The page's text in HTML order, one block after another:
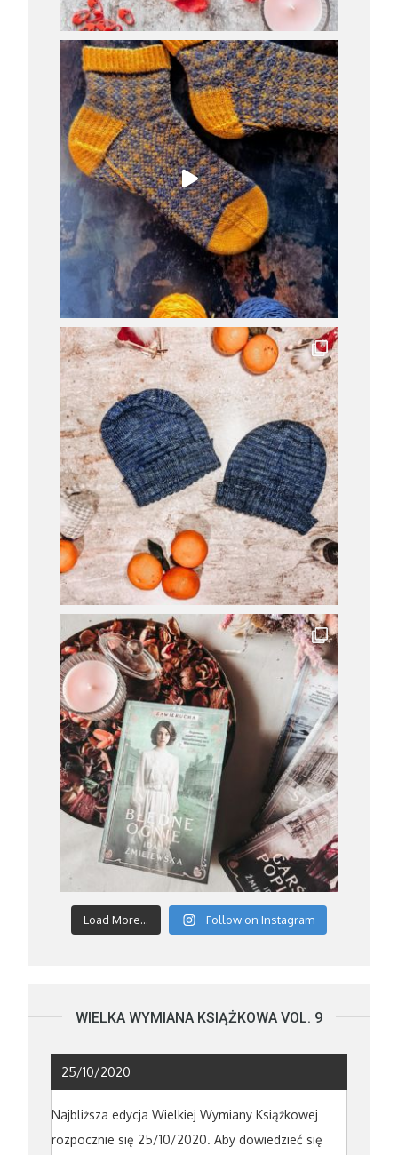
Load More... Follow on Instagram
WIELKA WYMIANA KSIĄŻKOWA VOL. 9
25/10/2020
Najbliższa edycja Wielkiej Wymiany Książkowej
rozpocznie się 25/10/2020. Aby dowiedzieć się